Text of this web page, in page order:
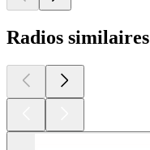
Radios similaires